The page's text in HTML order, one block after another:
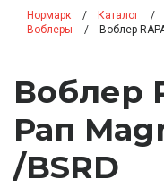
Нормарк Каталог
Воблеры
Воблер
Воблер
Рап
/BSRD